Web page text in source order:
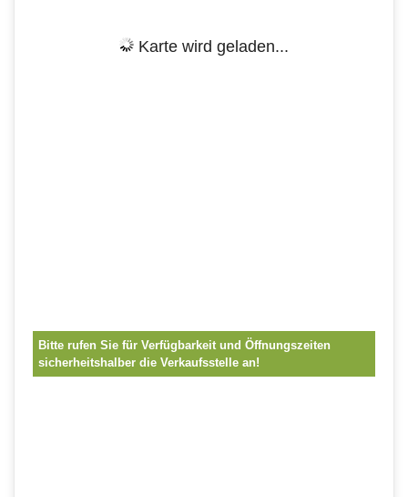
Karte wird geladen...
Bitte rufen Sie für Verfügbarkeit und Öffnungszeiten
sicherheitshalber die Verkaufsstelle an!